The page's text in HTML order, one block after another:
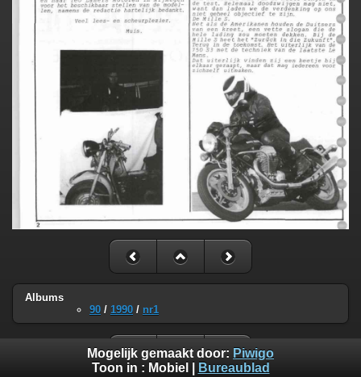
Albums
90 / 1990 / nr1
Mogelijk gemaakt door: Piwigo
Toon in : Mobiel Bureaublad